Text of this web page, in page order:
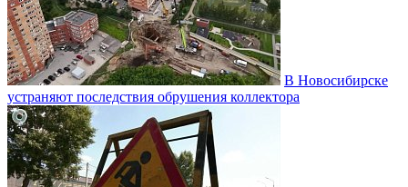
В Новосибирске
устраняют последствия обрушения коллектора